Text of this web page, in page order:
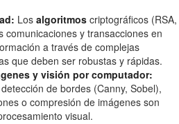
Los algoritmos criptográficos (RSA,
comunicaciones y transacciones en
a través de complejas
que deben ser robustas y rápidas.
y visión por computador:
de bordes (Canny, Sobel),
o compresión de imágenes son
visual.